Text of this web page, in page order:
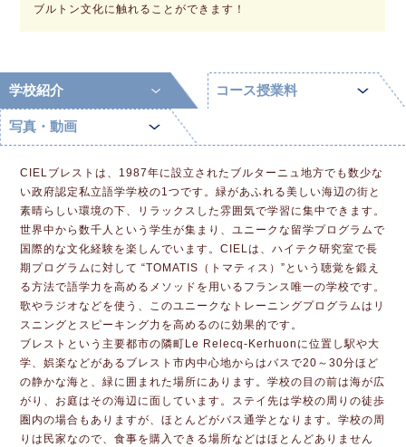
ブルトン文化に触れることができます！
学校紹介 コース授業料
写真・動画
CIELブレストは、1987年に設立されたブルターニュ地方でも数少な
い政府認定私立語学学校の1つです。緑があふれる美しい海辺の街と
素晴らしい環境の下、リラックスした雰囲気で学習に集中できます。
世界中から数千人という学生が集まり、ユニークな留学プログラムで
国際的な文化経験を楽しんでいます。CIELは、ハイテク研究室で長
期プログラムに対して “TOMATIS（トマティス）”という聴覚を鍛え
る方法で語学力を高めるメソッドを用いるフランス唯一の学校です。
歌やラジオなどを使う、このユニークなトレーニングプログラムはリ
スニングとスピーキング力を高めるのに効果的です。
ブレストという主要都市の隣町Le Relecq-Kerhuonに位置し駅や大
学、娯楽などがあるブレスト市内中心地からはバスで20～30分ほど
の静かな海と、緑に囲まれた場所にあります。学校の目の前は海が広
がり、お庭はその海辺に面しています。ステイ先は学校の周りの徒歩
圏内の場合もありますが、ほとんどがバス通学となります。学校の周
りは民家なので、食事を購入できる場所などはほとんどありません